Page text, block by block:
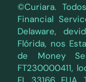
©Curiara.
Financial
Delaware,
Flórida, nos
de Money
FT230000411,